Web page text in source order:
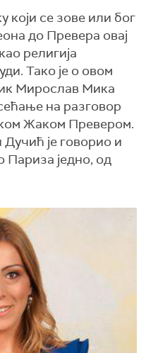
који се зове или бог
до Превера овај
религија
Тако је о овом
Мирослав Мика
на разговор
Жаком Превером.
је говорио и
Париза једно, од